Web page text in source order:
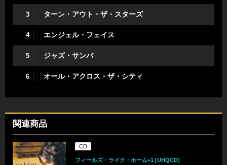
3 ターン・アウト・ザ・スターズ
4 エンジェル・フェイス
5 ジャズ・サンバ
6 オール・アクロス・ザ・シティ
関連商品
CD
フィールズ・ライク・ホーム+1 [UHQCD]